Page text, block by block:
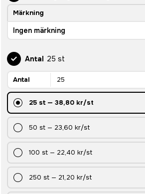
Märkning
Ingen märkning
Antal 25 st
Antal
25 st— 38,80 kr/st
50 st — 23,60 kr/st
100 st — 22,40 kr/st
250 st — 21,20 kr/st